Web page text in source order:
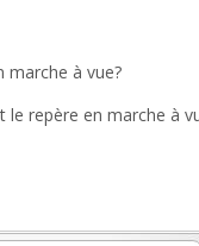
marche à vue?
repère en marche à